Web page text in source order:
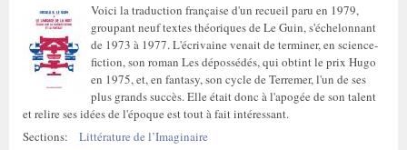
Voici la traduction française d'un recueil paru en 1979,
groupant neuf textes théoriques de Le Guin, s'échelonnant
de 1973 à 1977. L'écrivaine venait de terminer, en science-
fiction, son roman Les dépossédés, qui obtint le prix Hugo
en 1975, et, en fantasy, son cycle de Terremer, l'un de ses
plus grands succès. Elle était donc à l'apogée de son talent
et relire ses idées de l'époque est tout à fait intéressant.
Sections:
Littérature de l’Imaginaire